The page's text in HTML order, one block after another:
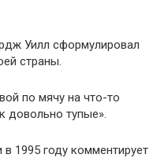
Уилл сформулировал
страны.
по мячу на что-то
довольно тупые».
1995 году комментирует